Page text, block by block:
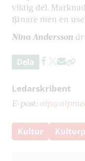
viktig del.
tjänare men en
Nina Andersson är
Dela
Ledarskribent
E-post:
Kultur